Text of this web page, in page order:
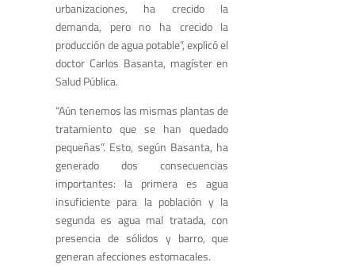
urbanizaciones, ha crecido la
demanda, pero no ha crecido la
producción de agua potable”, explicó el
doctor Carlos Basanta, magíster en
Salud Pública.
“Aún tenemos las mismas plantas de
tratamiento que se han quedado
pequeñas”. Esto, según Basanta, ha
generado dos consecuencias
importantes: la primera es agua
insuficiente para la población y la
segunda es agua mal tratada, con
presencia de sólidos y barro, que
generan afecciones estomacales.